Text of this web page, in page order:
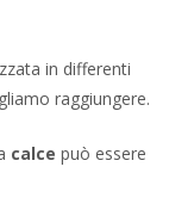
in differenti
raggiungere.
calce può essere